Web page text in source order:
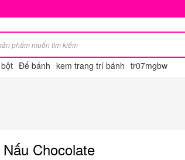
Đế bánh kem trang trí bánh tr07mgbw
Chocolate